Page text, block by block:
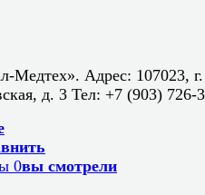
Медтех». Адрес: 107023, г.
д. 3 Тел: +7 (903) 726-
0вы смотрели